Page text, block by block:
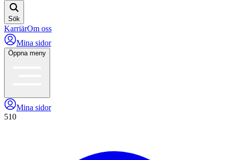
Sök
KarriärOm oss
Mina sidor
Öppna meny
Mina sidor
510